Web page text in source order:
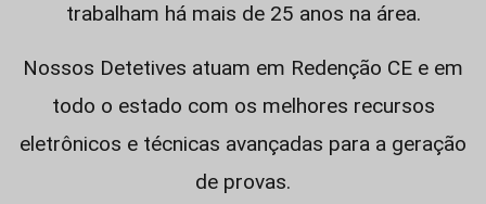
trabalham há mais de 25 anos na área.
Nossos Detetives atuam em Redenção CE e em
todo o estado com os melhores recursos
eletrônicos e técnicas avançadas para a geração
de provas.